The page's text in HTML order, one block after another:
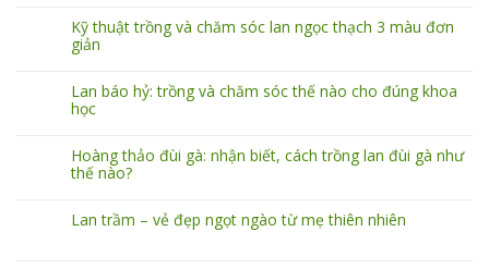
Kỹ thuật trồng và chăm sóc lan ngọc thạch 3 màu đơn
giản
Lan báo hỷ: trồng và chăm sóc thế nào cho đúng khoa
học
Hoàng thảo đùi gà: nhận biết, cách trồng lan đùi gà như
thế nào?
Lan trầm – vẻ đẹp ngọt ngào từ mẹ thiên nhiên